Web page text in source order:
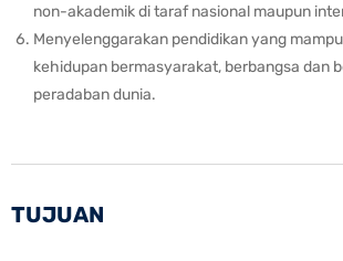
non-akademik di taraf nasional maupun
Menyelenggarakan pendidikan yang
kehidupan bermasyarakat, berbangsa dan
peradaban dunia.
TUJUAN